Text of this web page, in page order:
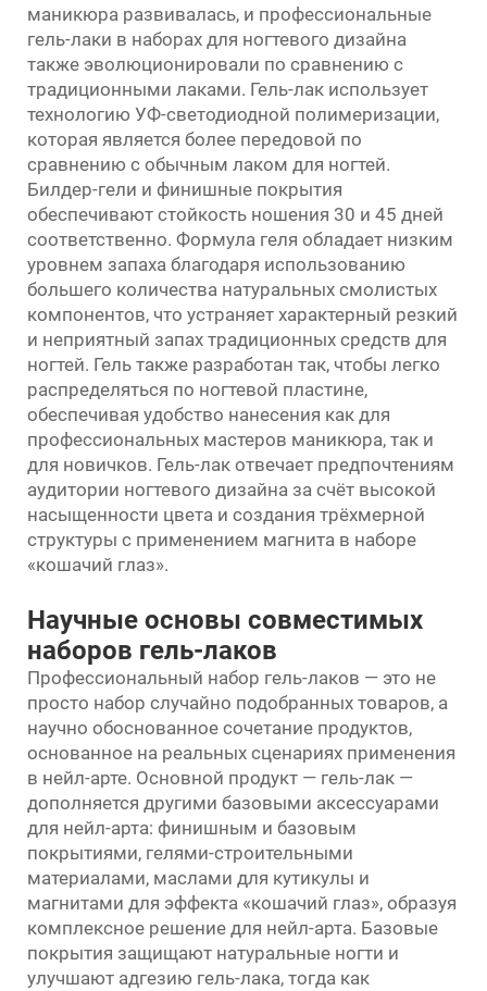
маникюра развивалась, и профессиональные
гель-лаки в наборах для ногтевого дизайна
также эволюционировали по сравнению с
традиционными лаками. Гель-лак использует
технологию УФ-светодиодной полимеризации,
которая является более передовой по
сравнению с обычным лаком для ногтей.
Билдер-гели и финишные покрытия
обеспечивают стойкость ношения 30 и 45 дней
соответственно. Формула геля обладает низким
уровнем запаха благодаря использованию
большего количества натуральных смолистых
компонентов, что устраняет характерный резкий
и неприятный запах традиционных средств для
ногтей. Гель также разработан так, чтобы легко
распределяться по ногтевой пластине,
обеспечивая удобство нанесения как для
профессиональных мастеров маникюра, так и
для новичков. Гель-лак отвечает предпочтениям
аудитории ногтевого дизайна за счёт высокой
насыщенности цвета и создания трёхмерной
структуры с применением магнита в наборе
«кошачий глаз».
Научные основы совместимых
наборов гель-лаков
Профессиональный набор гель-лаков — это не
просто набор случайно подобранных товаров, а
научно обоснованное сочетание продуктов,
основанное на реальных сценариях применения
в нейл-арте. Основной продукт — гель-лак —
дополняется другими базовыми аксессуарами
для нейл-арта: финишным и базовым
покрытиями, гелями-строительными
материалами, маслами для кутикулы и
магнитами для эффекта «кошачий глаз», образуя
комплексное решение для нейл-арта. Базовые
покрытия защищают натуральные ногти и
улучшают адгезию гель-лака, тогда как